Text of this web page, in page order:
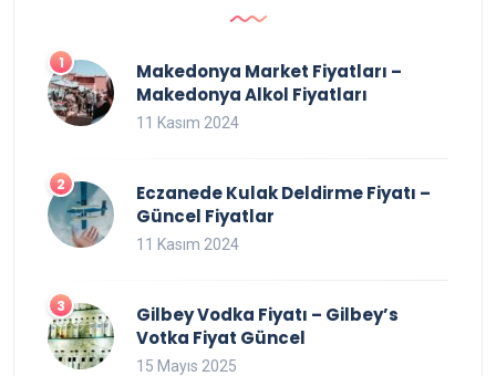
Makedonya Market Fiyatları –
Makedonya Alkol Fiyatları
11 Kasım 2024
Eczanede Kulak Deldirme Fiyatı –
Güncel Fiyatlar
11 Kasım 2024
Gilbey Vodka Fiyatı – Gilbey’s
Votka Fiyat Güncel
15 Mayıs 2025